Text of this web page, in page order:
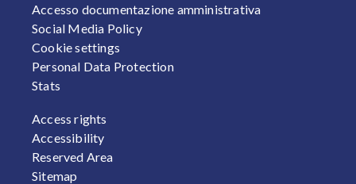
Accesso documentazione amministrativa
Social Media Policy
Cookie settings
Personal Data Protection
Stats
FOOTER 2
Access rights
Accessibility
Reserved Area
Sitemap